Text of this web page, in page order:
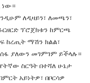
ነው።
ለዲዛይን፣ ለመጫን፣
ፕሮጀክቱን ከምርጫ
ከረጢት ማሽን ክልል፣
ያለውን መገምገም ይችላሉ።
ስርዓት በተሻለ ሁኔታ
አይነትዎ፣ በቦርሳዎ